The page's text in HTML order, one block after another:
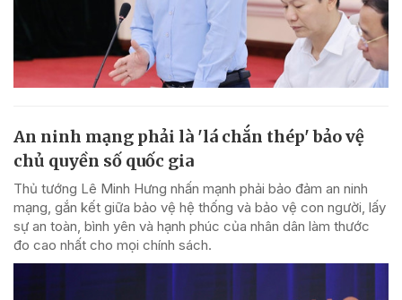
An ninh mạng phải là 'lá chắn thép' bảo vệ
chủ quyền số quốc gia
Thủ tướng Lê Minh Hưng nhấn mạnh phải bảo đảm an ninh
mạng, gắn kết giữa bảo vệ hệ thống và bảo vệ con người, lấy
sự an toàn, bình yên và hạnh phúc của nhân dân làm thước
đo cao nhất cho mọi chính sách.